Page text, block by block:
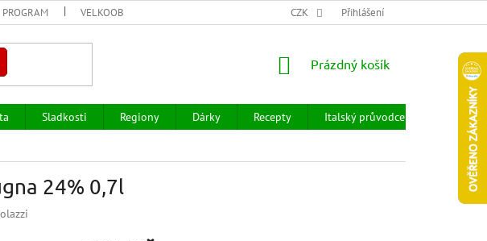
VELKOOBCHOD HODNOCENÍ OBCHODU OBCHODNÍ PODMÍNKY
CZK Přihlášení
NÁKUPNÍ
Prázdný košík
Sladkosti Regiony Dárky Recepty Italský průvodce
Prodejny
24% 0,7l